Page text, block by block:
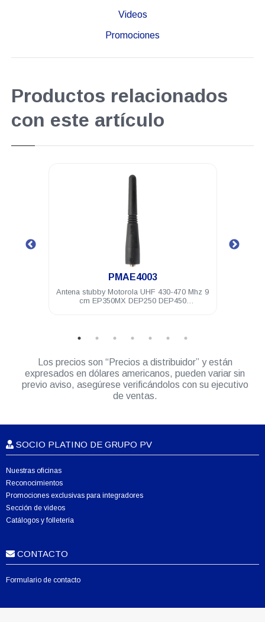
Videos
Promociones
Productos relacionados
con este artículo
.
PMAE4003
Antena stubby Motorola UHF 430-470 Mhz 9
cm EP350MX DEP250 DEP450
Los precios son “Precios a distribuidor” y están
expresados en dólares americanos, pueden variar sin
previo aviso, asegúrese verificándolos con su ejecutivo
de ventas.
SOCIO PLATINO DE GRUPO PV
Nuestras oficinas
Reconocimientos
Promociones exclusivas para integradores
Sección de videos
Catálogos y folletería
CONTACTO
Formulario de contacto